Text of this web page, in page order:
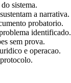
sistema.
a narrativa.
probatorio.
identificado.
sem prova.
e operacao.